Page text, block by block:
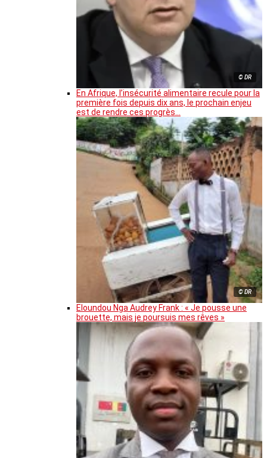
© DR
En Afrique, l’insécurité alimentaire recule pour la
première fois depuis dix ans, le prochain enjeu
est de rendre ces progrès…
© DR
Eloundou Nga Audrey Frank : « Je pousse une
brouette, mais je poursuis mes rêves »